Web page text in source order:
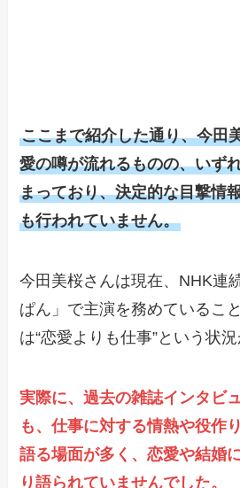
ここまで紹介した通り、今田
愛の噂が流れるものの、いず
まっており、決定的な目撃情
も行われていません。
今田美桜さんは現在、NHK連
ぱん」で主演を務めているこ
は“恋愛よりも仕事”という状
実際に、過去の雑誌インタビ
も、仕事に対する情熱や役作
語る場面が多く、恋愛や結婚
り語られていませんでした。